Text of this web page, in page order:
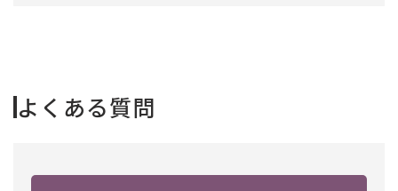
よくある質問